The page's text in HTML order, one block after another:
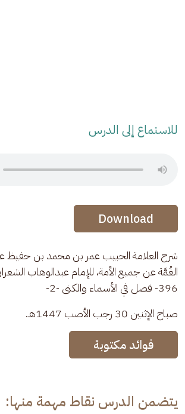
للاستماع إلى الدرس
Audio Stream
Audio Stream
Download
شرح العلامة الحبيب عمر بن محمد بن
الغُمَّة عن جميع الأمة، للإمام عبدالوهاب
396- فصل في الأسماء والكنى -2-
صباح الإثنين 30 رجب الأصب 1447هـ.
فوائد مكتوبة
يتضمن الدرس نقاط مهمة منها: